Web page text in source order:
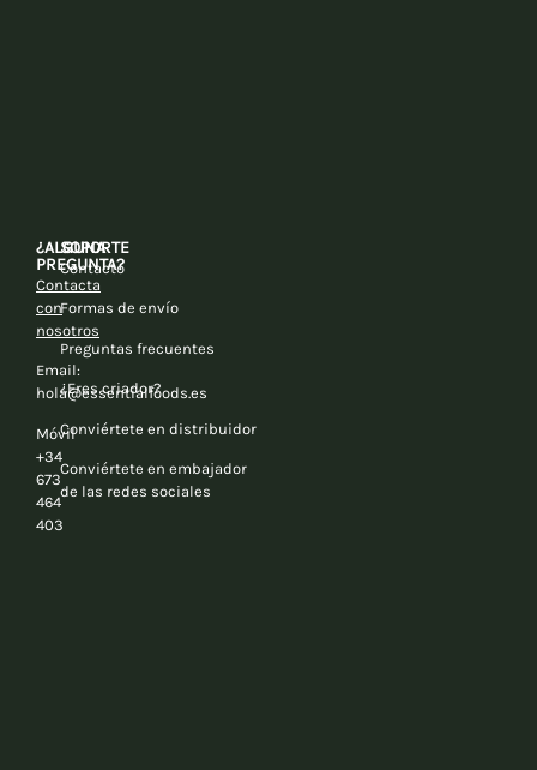
¿ALGUNA
PREGUNTA?
Contacta
con
nosotros
Email:
hola@essentialfoods.es
Móvil
+34
673
464
403
SOPORTE
Contacto
Formas de envío
Preguntas frecuentes
¿Eres criador?
Conviértete en distribuidor
Conviértete en embajador
de las redes sociales